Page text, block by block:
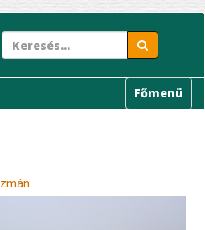
Főmenü